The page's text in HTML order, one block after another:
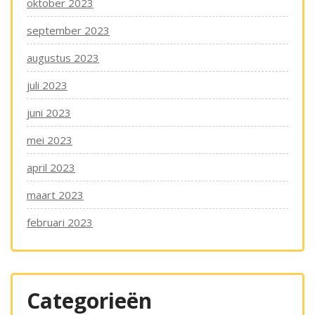
oktober 2023
september 2023
augustus 2023
juli 2023
juni 2023
mei 2023
april 2023
maart 2023
februari 2023
Categorieën